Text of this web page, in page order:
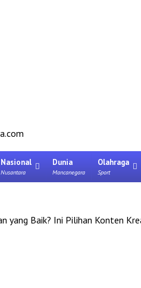
Nasional
Nusantara
Dunia
Mancanegara
Olahraga
Sport